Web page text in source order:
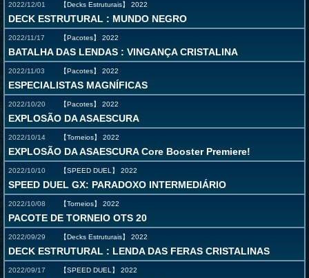
2022/12/01 【Decks Estruturais】 2022
DECK ESTRUTURAL : MUNDO NEGRO
2022/11/17 【Pacotes】 2022
BATALHA DAS LENDAS : VINGANÇA CRISTALINA
2022/11/03 【Pacotes】 2022
ESPECIALISTAS MAGNÍFICAS
2022/10/20 【Pacotes】 2022
EXPLOSÃO DA ASAESCURA
2022/10/14 【Torneios】 2022
EXPLOSÃO DA ASAESCURA Core Booster Premiere!
2022/10/10 【SPEED DUEL】 2022
SPEED DUEL GX: PARADOXO INTERMEDIÁRIO
2022/10/08 【Torneios】 2022
PACOTE DE TORNEIO OTS 20
2022/09/29 【Decks Estruturais】 2022
DECK ESTRUTURAL : LENDA DAS FERAS CRISTALINAS
2022/09/17 【SPEED DUEL】 2022